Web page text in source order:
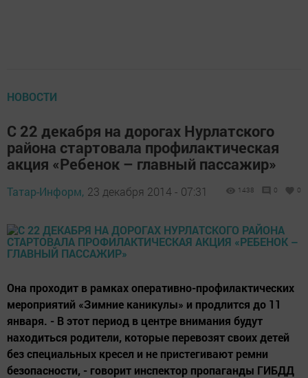
НОВОСТИ
С 22 декабря на дорогах Нурлатского
района стартовала профилактическая
акция «Ребенок – главный пассажир»
Татар-Информ, 23 декабря 2014 - 07:31 1438 0 0
Она проходит в рамках оперативно-профилактических
мероприятий «Зимние каникулы» и продлится до 11
января. - В этот период в центре внимания будут
находиться родители, которые перевозят своих детей
без специальных кресел и не пристегивают ремни
безопасности, - говорит инспектор пропаганды ГИБДД